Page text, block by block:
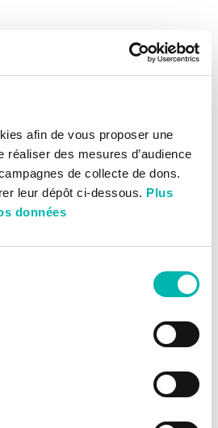
afin de vous proposer une
réaliser des mesures d’audience
de collecte de dons.
leur dépôt ci-dessous. Plus
données